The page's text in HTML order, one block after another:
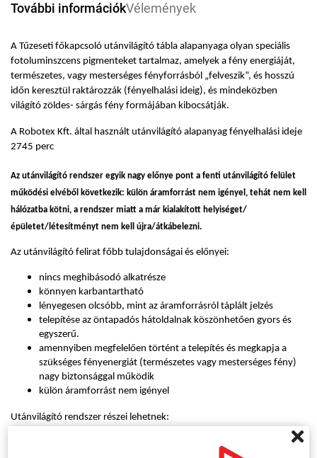
További információkVélemények
A Tűzeseti főkapcsoló utánvilágító tábla alapanyaga olyan speciális
fotoluminszcens pigmenteket tartalmaz, amelyek a fény energiáját,
természetes, vagy mesterséges fényforrásból „felveszik”, és hosszú
időn keresztül raktározzák (fényelhalási ideig), és mindeközben
világító zöldes- sárgás fény formájában kibocsátják.
A Robotex Kft. által használt utánvilágító alapanyag fényelhalási ideje
2745 perc
Az utánvilágító rendszer egyik nagy előnye pont a fenti utánvilágító felület
működési elvéből következik: külön áramforrást nem igényel, tehát nem kell
hálózatba kötni, a rendszer miatt a már kialakított helyiséget/
épületet/létesítményt nem kell újra/átkábelezni.
Az utánvilágító felirat főbb tulajdonságai és előnyei:
nincs meghibásodó alkatrésze
könnyen karbantartható
lényegesen olcsóbb, mint az áramforrásról táplált jelzés
telepítése az öntapadós hátoldalnak köszönhetően gyors és
egyszerű.
amennyiben megfelelően történt a telepítés és megkapja a
szükséges fényenergiát (természetes vagy mesterséges fény)
nagy biztonsággal működik
külön áramforrást nem igényel
Utánvilágító rendszer részei lehetnek: